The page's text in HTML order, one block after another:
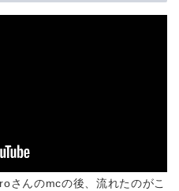
さんのmcの後、流れたのがこ